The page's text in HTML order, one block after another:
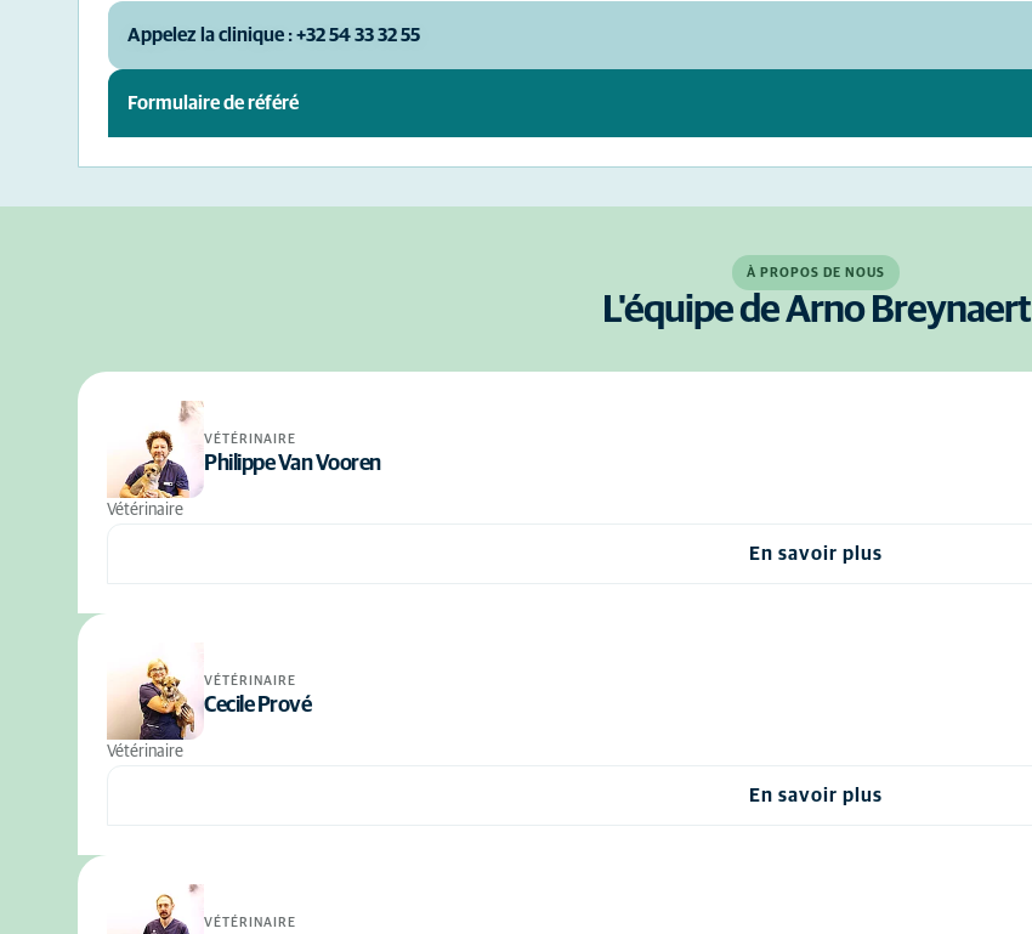
Appelez la clinique : +32 54 33 32 55
Formulaire de référé
À PROPOS DE NOUS
L'équipe de Arno Breynaert
VÉTÉRINAIRE
Philippe Van Vooren
Vétérinaire
En savoir plus
VÉTÉRINAIRE
Cecile Prové
Vétérinaire
En savoir plus
VÉTÉRINAIRE